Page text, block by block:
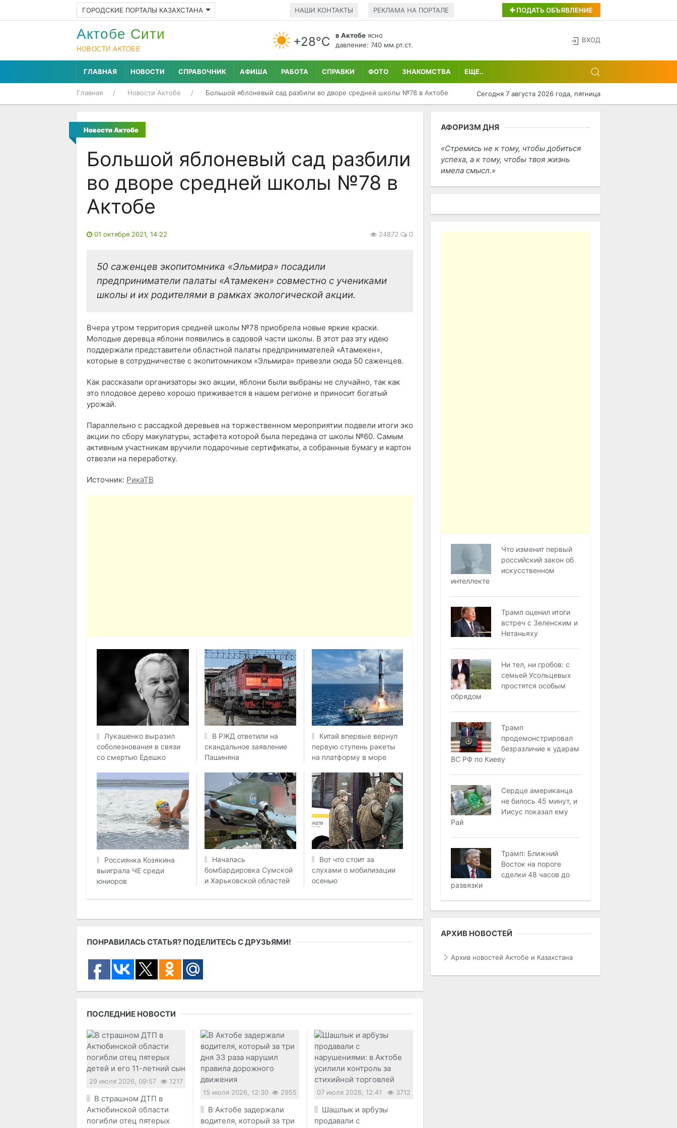
ГОРОДСКИЕ ПОРТАЛЫ КАЗАХСТАНА НАШИ КОНТАКТЫ РЕКЛАМА НА ПОРТАЛЕ ПОДАТЬ ОБЪЯВЛЕНИЕ
Актобе Cити
НОВОСТИ АКТОБЕ
+28°С в Актобе ясно
давление: 740 мм.рт.ст.
ВХОД
ГЛАВНАЯ НОВОСТИ СПРАВОЧНИК АФИША РАБОТА СПРАВКИ ФОТО ЗНАКОМСТВА ЕЩЕ..
Главная Новости Актобе Большой яблоневый сад разбили во дворе средней школы №78 в Актобе Сегодня 7 августа 2026 года, пятница
Новости Актобе
Большой яблоневый сад разбили
во дворе средней школы №78 в
Актобе
01 октября 2021, 14:22 24872 0
50 саженцев экопитомника «Эльмира» посадили
предприниматели палаты «Атамекен» совместно с учениками
школы и их родителями в рамках экологической акции.
Вчера утром территория средней школы №78 приобрела новые яркие краски.
Молодые деревца яблони появились в садовой части школы. В этот раз эту идею
поддержали представители областной палаты предпринимателей «Атамекен»,
которые в сотрудничестве с экопитомником «Эльмира» привезли сюда 50 саженцев.
Как рассказали организаторы эко акции, яблони были выбраны не случайно, так как
это плодовое дерево хорошо приживается в нашем регионе и приносит богатый
урожай.
Параллельно с рассадкой деревьев на торжественном мероприятии подвели итоги эко
акции по сбору макулатуры, эстафета которой была передана от школы №60. Самым
активным участникам вручили подарочные сертификаты, а собранные бумагу и картон
отвезли на переработку.
Источник: РикаТВ
Лукашенко выразил
соболезнования в связи
со смертью Едешко
В РЖД ответили на
скандальное заявление
Пашиняна
Китай впервые вернул
первую ступень ракеты
на платформу в море
Россиянка Козякина
выиграла ЧЕ среди
юниоров
Началась
бомбардировка Сумской
и Харьковской областей
Вот что стоит за
слухами о мобилизации
осенью
ПОНРАВИЛАСЬ СТАТЬЯ? ПОДЕЛИТЕСЬ С ДРУЗЬЯМИ!
ПОСЛЕДНИЕ НОВОСТИ
29 июля 2026, 09:57 1217
В страшном ДТП в
Актюбинской области
погибли отец пятерых
15 июля 2026, 12:30 2955
В Актобе задержали
водителя, который за три
07 июля 2026, 12:41 3712
Шашлык и арбузы
продавали с
АФОРИЗМ ДНЯ
Стремись не к тому, чтобы добиться
успеха, а к тому, чтобы твоя жизнь
имела смысл.
Что изменит первый
российский закон об
искусственном
интеллекте
Трамп оценил итоги
встреч с Зеленским и
Нетаньяху
Ни тел, ни гробов: с
семьей Усольцевых
простятся особым
обрядом
Трамп
продемонстрировал
безразличие к ударам
ВС РФ по Киеву
Сердце американца
не билось 45 минут, и
Иисус показал ему
Рай
Трамп: Ближний
Восток на пороге
сделки 48 часов до
развязки
АРХИВ НОВОСТЕЙ
Архив новостей Актобе и Казахстана